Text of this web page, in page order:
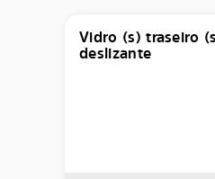
Vidro (s) traseiro
deslizante